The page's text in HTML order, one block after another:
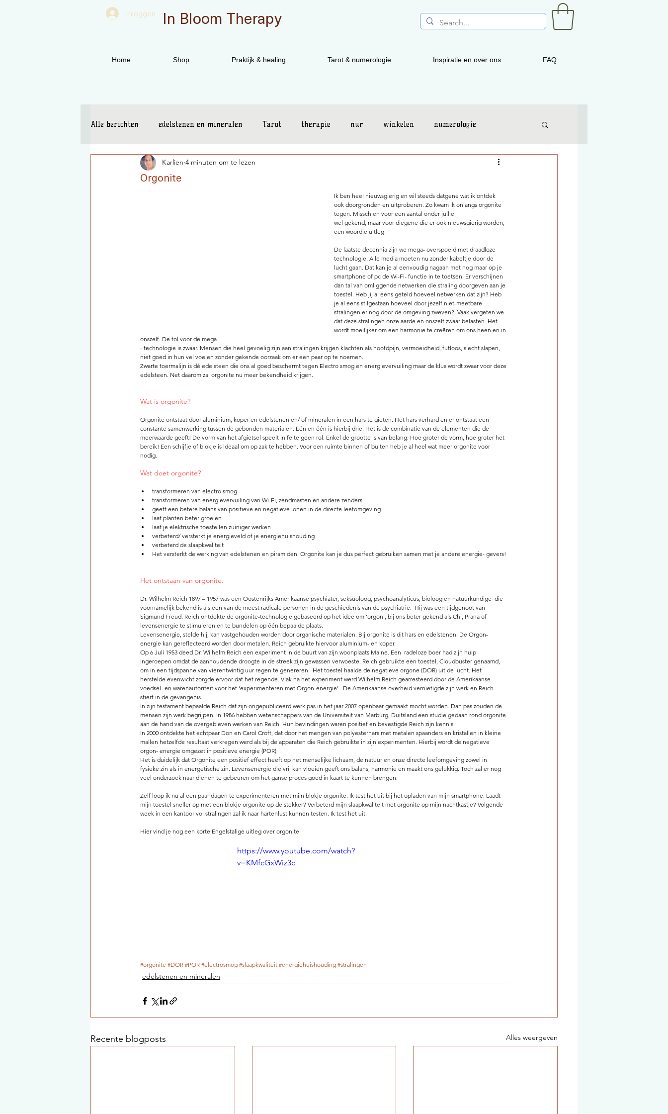
Inloggen In Bloom Therapy
Home Shop Praktijk & healing Tarot & numerologie Inspiratie en over ons FAQ
Alle berichten edelstenen en mineralen Tarot therapie nur winkelen numerologie
spirituele tools boeken Energetix
Orgonite
Karlien 4 minuten om te lezen
Ik ben heel nieuwsgierig en wil steeds datgene wat ik ontdek
ook doorgronden en uitproberen. Zo kwam ik onlangs orgonite
tegen. Misschien voor een aantal onder jullie
wel gekend, maar voor diegene die er ook nieuwsgierig worden,
een woordje uitleg.
De laatste decennia zijn we mega- overspoeld met draadloze
technologie. Alle media moeten nu zonder kabeltje door de
lucht gaan. Dat kan je al eenvoudig nagaan met nog maar op je
smartphone of pc de Wi-Fi- functie in te toetsen: Er verschijnen
dan tal van omliggende netwerken die straling doorgeven aan je
toestel. Heb jij al eens geteld hoeveel netwerken dat zijn? Heb
je al eens stilgestaan hoeveel door jezelf niet-meetbare
stralingen er nog door de omgeving zweven?  Vaak vergeten we
dat deze stralingen onze aarde en onszelf zwaar belasten. Het
wordt moeilijker om een harmonie te creëren om ons heen en in
onszelf. De tol voor de mega
- technologie is zwaar. Mensen die heel gevoelig zijn aan stralingen krijgen klachten als hoofdpijn, vermoeidheid, futloos, slecht slapen,
niet goed in hun vel voelen zonder gekende oorzaak om er een paar op te noemen.
Zwarte toermalijn is dé edelsteen die ons al goed beschermt tegen Electro smog en energievervuiling maar de klus wordt zwaar voor deze
edelsteen. Net daarom zal orgonite nu meer bekendheid krijgen.
Wat is orgonite?
Orgonite ontstaat door aluminium, koper en edelstenen en/ of mineralen in een hars te gieten. Het hars verhard en er ontstaat een
constante samenwerking tussen de gebonden materialen. Eén en één is hierbij drie: Het is de combinatie van de elementen die de
meerwaarde geeft! De vorm van het afgietsel speelt in feite geen rol. Enkel de grootte is van belang: Hoe groter de vorm, hoe groter het
bereik! Een schijfje of blokje is ideaal om op zak te hebben. Voor een ruimte binnen of buiten heb je al heel wat meer orgonite voor
nodig.
Wat doet orgonite?
transformeren van electro smog
transformeren van energievervuiling van Wi-Fi, zendmasten en andere zenders
geeft een betere balans van positieve en negatieve ionen in de directe leefomgeving
laat planten beter groeien
laat je elektrische toestellen zuiniger werken
verbeterd/ versterkt je energieveld of je energiehuishouding
verbeterd de slaapkwaliteit
Het versterkt de werking van edelstenen en piramiden. Orgonite kan je dus perfect gebruiken samen met je andere energie- gevers!
Het ontstaan van orgonite.
Dr. Wilhelm Reich 1897 – 1957 was een Oostenrijks Amerikaanse psychiater, seksuoloog, psychoanalyticus, bioloog en natuurkundige  die
voornamelijk bekend is als een van de meest radicale personen in de geschiedenis van de psychiatrie.  Hij was een tijdgenoot van
Sigmund Freud. Reich ontdekte de orgonite-technologie gebaseerd op het idee om ‘orgon’, bij ons beter gekend als Chi, Prana of
levensenergie te stimuleren en te bundelen op één bepaalde plaats.
Levensenergie, stelde hij, kan vastgehouden worden door organische materialen. Bij orgonite is dit hars en edelstenen. De Orgon-
energie kan gereflecteerd worden door metalen. Reich gebruikte hiervoor aluminium- en koper.
Op 6 Juli 1953 deed Dr. Wilhelm Reich een experiment in de buurt van zijn woonplaats Maine. Een  radeloze boer had zijn hulp
ingeroepen omdat de aanhoudende droogte in de streek zijn gewassen verwoeste. Reich gebruikte een toestel, Cloudbuster genaamd,
om in een tijdspanne van vierentwintig uur regen te genereren.  Het toestel haalde de negatieve orgone (DOR) uit de lucht. Het
herstelde evenwicht zorgde ervoor dat het regende. Vlak na het experiment werd Wilhelm Reich gearresteerd door de Amerikaanse
voedsel- en warenautoriteit voor het ‘experimenteren met Orgon-energie’.  De Amerikaanse overheid vernietigde zijn werk en Reich
stierf in de gevangenis.
In zijn testament bepaalde Reich dat zijn ongepubliceerd werk pas in het jaar 2007 openbaar gemaakt mocht worden. Dan pas zouden de
mensen zijn werk begrijpen. In 1986 hebben wetenschappers van de Universiteit van Marburg, Duitsland een studie gedaan rond orgonite
aan de hand van de overgebleven werken van Reich. Hun bevindingen waren positief en bevestigde Reich zijn kennis.
In 2000 ontdekte het echtpaar Don en Carol Croft, dat door het mengen van polyesterhars met metalen spaanders en kristallen in kleine
mallen hetzelfde resultaat verkregen werd als bij de apparaten die Reich gebruikte in zijn experimenten. Hierbij wordt de negatieve
orgon- energie omgezet in positieve energie (POR)
Het is duidelijk dat Orgonite een positief effect heeft op het menselijke lichaam, de natuur en onze directe leefomgeving zowel in
fysieke zin als in energetische zin. Levensenergie die vrij kan vloeien geeft ons balans, harmonie en maakt ons gelukkig. Toch zal er nog
veel onderzoek naar dienen te gebeuren om het ganse proces goed in kaart te kunnen brengen.
Zelf loop ik nu al een paar dagen te experimenteren met mijn blokje orgonite. Ik test het uit bij het opladen van mijn smartphone. Laadt
mijn toestel sneller op met een blokje orgonite op de stekker? Verbeterd mijn slaapkwaliteit met orgonite op mijn nachtkastje? Volgende
week in een kantoor vol stralingen zal ik naar hartenlust kunnen testen. Ik test het uit.
Hier vind je nog een korte Engelstalige uitleg over orgonite:
https://www.youtube.com/watch?
v=KMfcGxWiz3c
#orgonite #DOR #POR #electrosmog #slaapkwaliteit #energiehuishouding #stralingen
edelstenen en mineralen
Recente blogposts Alles weergeven